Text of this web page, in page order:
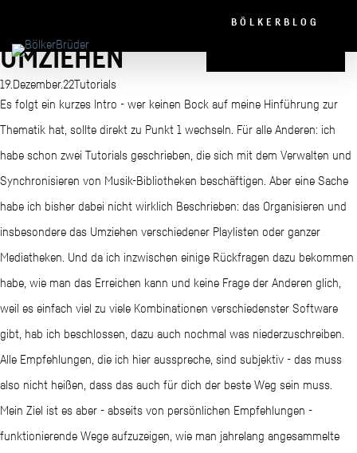
BÖLKERBLOG
PLAYLISTEN & BIBLIOTHEKEN
UMZIEHEN
19.Dezember.22Tutorials
Es folgt ein kurzes Intro - wer keinen Bock auf meine Hinführung zur
Thematik hat, sollte direkt zu Punkt 1 wechseln. Für alle Anderen: ich
habe schon zwei Tutorials geschrieben, die sich mit dem Verwalten und
Synchronisieren von Musik-Bibliotheken beschäftigen. Aber eine Sache
habe ich bisher dabei nicht wirklich Beschrieben: das Organisieren und
insbesondere das Umziehen verschiedener Playlisten oder ganzer
Mediatheken. Und da ich inzwischen einige Rückfragen dazu bekommen
habe, wie man das Erreichen kann und keine Frage der Anderen glich,
weil es einfach viel zu viele Kombinationen verschiedenster Software
gibt, hab ich beschlossen, dazu auch nochmal was niederzuschreiben.
Alle Empfehlungen, die ich hier ausspreche, sind subjektiv - das muss
also nicht heißen, dass das auch für dich der beste Weg sein muss.
Mein Ziel ist es aber - abseits von persönlichen Empfehlungen -
funktionierende Wege aufzuzeigen, wie man jahrelang angesammelte